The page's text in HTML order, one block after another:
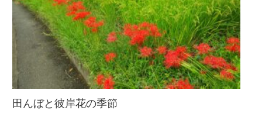
田んぼと彼岸花の季節